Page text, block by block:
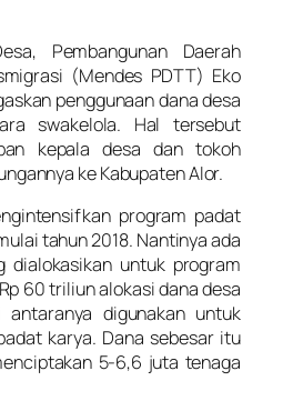
Pembangunan Daerah
(Mendes PDTT) Eko
penggunaan dana desa
swakelola. Hal tersebut
kepala desa dan tokoh
ke Kabupaten Alor.
program padat
tahun 2018. Nantinya ada
dialokasikan untuk program
60 triliun alokasi dana desa
digunakan untuk
karya. Dana sebesar itu
5-6,6 juta tenaga